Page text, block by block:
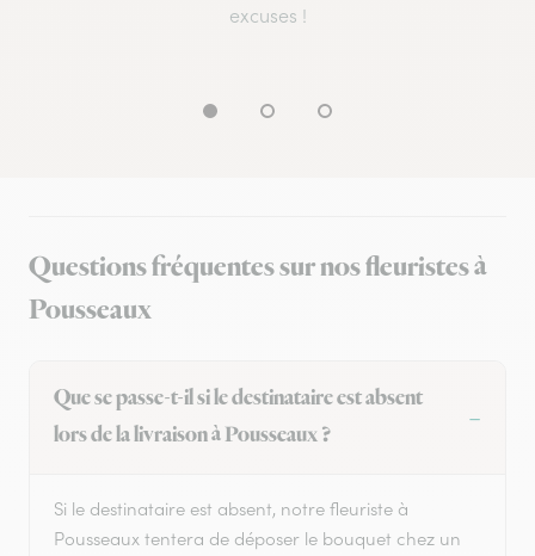
excuses !
Questions fréquentes sur nos fleuristes à
Pousseaux
Que se passe-t-il si le destinataire est absent
lors de la livraison à Pousseaux ?
Si le destinataire est absent, notre fleuriste à
Pousseaux tentera de déposer le bouquet chez un